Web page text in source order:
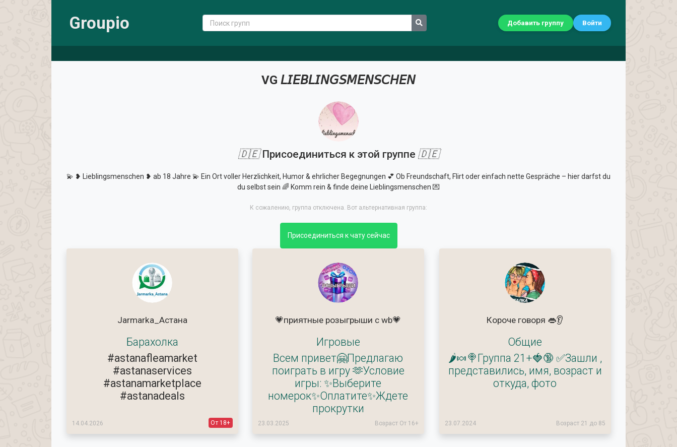
Groupio Добавить группу Войти
VG 𝘓𝘐𝘌𝘉𝘓𝘐𝘕𝘎𝘚𝘔𝘌𝘕𝘚𝘊𝘏𝘌𝘕
🇩🇪Присоединиться к этой группе 🇩🇪
💫 ❥ Lieblingsmenschen ❥ ab 18 Jahre 💫 Ein Ort voller Herzlichkeit, Humor & ehrlicher Begegnungen 💕 Ob Freundschaft, Flirt oder einfach nette Gespräche – hier darfst du
du selbst sein 🌈 Komm rein & finde deine Lieblingsmenschen 💌
К сожалению, группа отключена. Вот альтернативная группа:
Присоединиться к чату сейчас
Jarmarka_Астана
Барахолка
#astanafleamarket
#astanaservices
#astanamarketplace
#astanadeals
14.04.2026 От 18+
💗приятные розыгрыши с wb💗
Игровые
Всем привет🤗Предлагаю
поиграть в игру 🫶Условие
игры: ✨Выберите
номерок✨Оплатите✨Ждете
прокрутки
23.03.2025 Возраст От 16+
Короче говоря 👄👂
Общие
🌶🍬🍭Группа 21+🍓🔞 ✅Зашли ,
представились, имя, возраст и
откуда, фото
23.07.2024 Возраст 21 до 85